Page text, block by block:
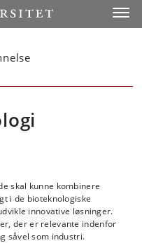
skal kunne kombinere
i de bioteknologiske
innovative løsninger.
der er relevante indenfor
såvel som industri.